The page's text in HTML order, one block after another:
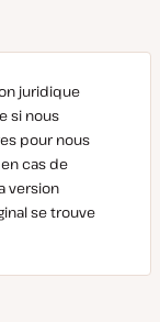
juridique
si nous
pour nous
cas de
version
se trouve